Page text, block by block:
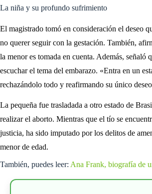
La niña y su profundo sufrimiento
El magistrado tomó en consideración el deseo
no querer seguir con la gestación. También,
la menor es tomada en cuenta. Además, señaló
escuchar el tema del embarazo. «Entra en un
rechazándolo todo y reafirmando su único
La pequeña fue trasladada a otro estado de
realizar el aborto. Mientras que el tío se
justicia, ha sido imputado por los delitos de
menor de edad.
También, puedes leer: Ana Frank, biografía de